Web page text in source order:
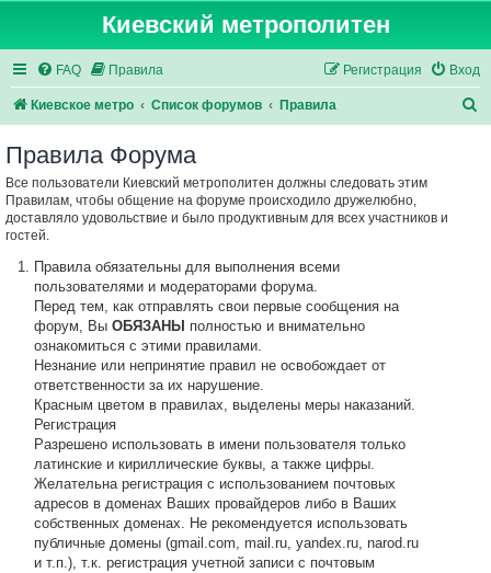
Киевский метрополитен
FAQ Правила Вход
Регистрация
Киевское метро Список форумов Правила
Правила Форума
Все пользователи Киевский метрополитен должны следовать этим
Правилам, чтобы общение на форуме происходило дружелюбно,
доставляло удовольствие и было продуктивным для всех участников и
гостей.
Правила обязательны для выполнения всеми
пользователями и модераторами форума.
Перед тем, как отправлять свои первые сообщения на
форум, ВыОБЯЗАНЫ полностью и внимательно
ознакомиться с этими правилами.
Незнание или непринятие правил не освобождает от
ответственности за их нарушение.
Красным цветом в правилах, выделены меры наказаний.
Регистрация
Разрешено использовать в имени пользователя только
латинские и кириллические буквы, а также цифры.
Желательна регистрация с использованием почтовых
адресов в доменах Ваших провайдеров либо в Ваших
собственных доменах. Не рекомендуется использовать
публичные домены (gmail.com, mail.ru, yandex.ru, narod.ru
и т.п.), т.к. регистрация учетной записи с почтовым